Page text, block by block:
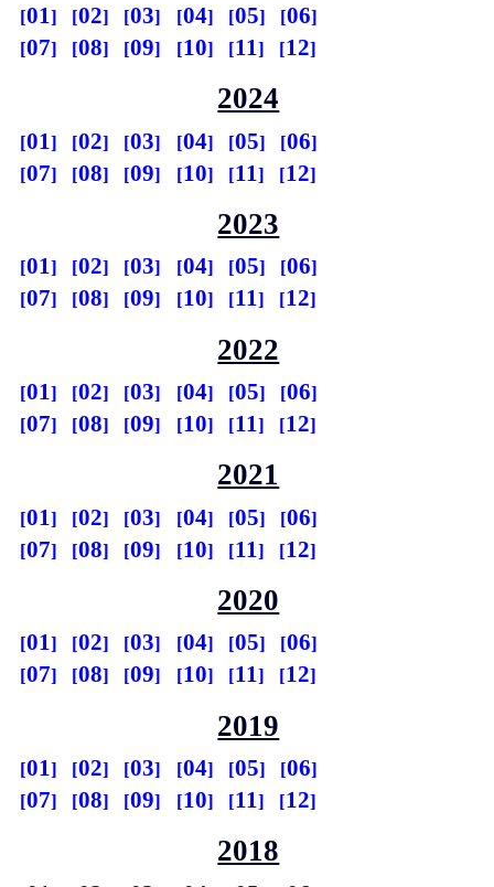
01 02 03 04 05
06
07
08 09 10 11 12
2024
01 02 03 04 05
06
07
08 09 10 11 12
2023
01 02 03 04 05
06
07
08 09 10 11 12
2022
01 02 03 04 05
06
07
08 09 10 11 12
2021
01 02 03 04 05
06
07
08 09 10 11 12
2020
01 02 03 04 05
06
07
08 09 10 11 12
2019
01 02 03 04 05
06
07
08 09 10 11 12
2018